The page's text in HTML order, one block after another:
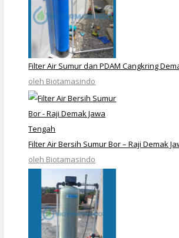
Filter Air Sumur dan PDAM Cangkring
oleh Biotamasindo
Filter Air Bersih Sumur Bor – Raji Demak
oleh Biotamasindo